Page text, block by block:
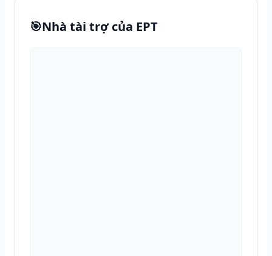
🎯Nhà tài trợ của EPT